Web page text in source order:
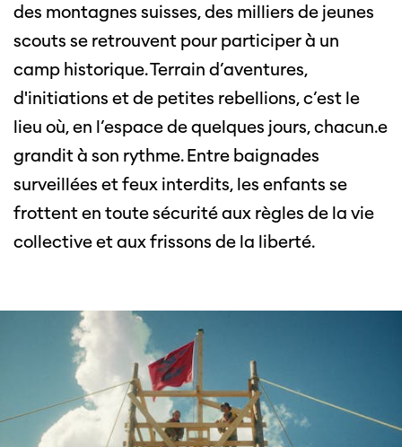
des montagnes suisses, des milliers de jeunes
scouts se retrouvent pour participer à un
camp historique. Terrain d’aventures,
d'initiations et de petites rebellions, c’est le
lieu où, en l’espace de quelques jours, chacun.e
grandit à son rythme. Entre baignades
surveillées et feux interdits, les enfants se
frottent en toute sécurité aux règles de la vie
collective et aux frissons de la liberté.